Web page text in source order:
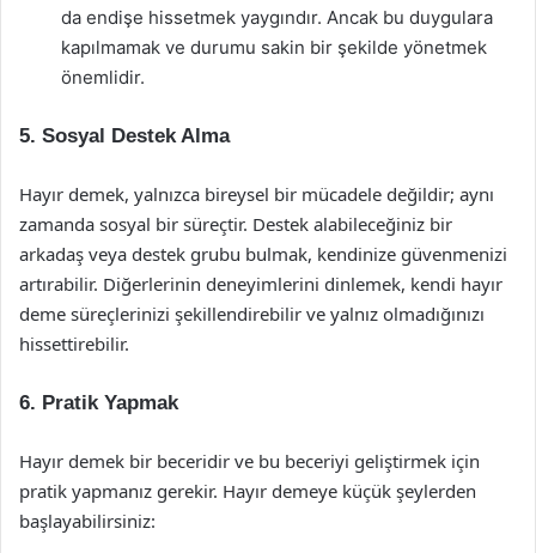
da endişe hissetmek yaygındır. Ancak bu duygulara
kapılmamak ve durumu sakin bir şekilde yönetmek
önemlidir.
5. Sosyal Destek Alma
Hayır demek, yalnızca bireysel bir mücadele değildir; aynı
zamanda sosyal bir süreçtir. Destek alabileceğiniz bir
arkadaş veya destek grubu bulmak, kendinize güvenmenizi
artırabilir. Diğerlerinin deneyimlerini dinlemek, kendi hayır
deme süreçlerinizi şekillendirebilir ve yalnız olmadığınızı
hissettirebilir.
6. Pratik Yapmak
Hayır demek bir beceridir ve bu beceriyi geliştirmek için
pratik yapmanız gerekir. Hayır demeye küçük şeylerden
başlayabilirsiniz: